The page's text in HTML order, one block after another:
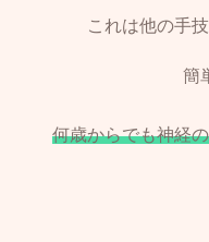
これは他の手
簡
何歳からでも神経